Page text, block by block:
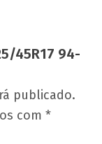
45R17 94-
publicado.
com *